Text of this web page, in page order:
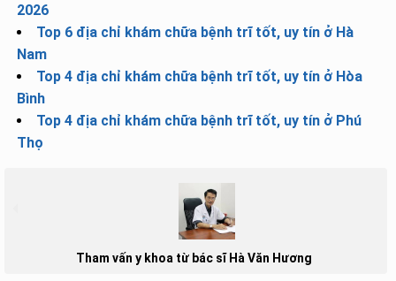
2026
Top 6 địa chỉ khám chữa bệnh trĩ tốt, uy tín ở Hà
Nam
Top 4 địa chỉ khám chữa bệnh trĩ tốt, uy tín ở Hòa
Bình
Top 4 địa chỉ khám chữa bệnh trĩ tốt, uy tín ở Phú
Thọ
Tham vấn y khoa từ bác sĩ Hà Văn Hương